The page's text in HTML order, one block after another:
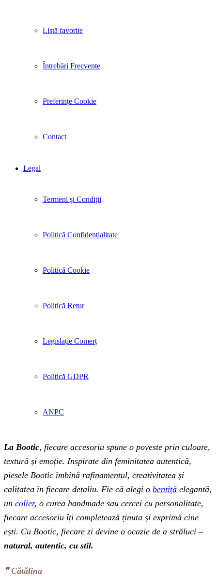
Listă favorite
Întrebări Frecvente
Preferințe Cookie
Contact
Legal
Termeni și Condiții
Politică Confidențialitate
Politică Cookie
Politică Retur
Legislație Comerț
Politică GDPR
ANPC
La Bootic, fiecare accesoriu spune o poveste prin culoare,
textură și emoție. Inspirate din feminitatea autentică,
piesele Bootic îmbină rafinamentul, creativitatea și
calitatea în fiecare detaliu. Fie că alegi o bentiță elegantă,
un colier, o curea handmade sau cercei cu personalitate,
fiecare accesoriu îți completează ținuta și exprimă cine
ești. Cu Bootic, fiecare zi devine o ocazie de a străluci –
natural, autentic, cu stil.
❞‬ Cătălina